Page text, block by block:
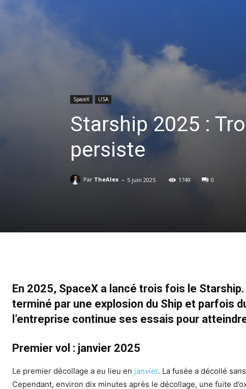
SpaceX USA
Starship 2025 :
persiste
Par TheAlex - 5 juin 2025 1749 0
En 2025, SpaceX a lancé trois fois le
terminé par une explosion du Ship et parfois
l’entreprise continue ses essais pour
Premier vol : janvier 2025
Le premier décollage a eu lieu en janvier. La fusée a décollé
Cependant, environ dix minutes après le décollage, une fuite